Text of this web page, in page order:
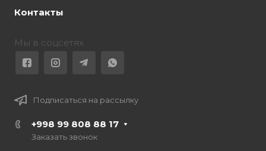
Контакты
Мы в соцсетях
Подписаться на рассылку
+998 99 808 88 17
Заказать звонок